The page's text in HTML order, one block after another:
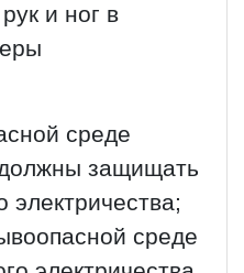
и ног в
среде
защищать
электричества;
среде